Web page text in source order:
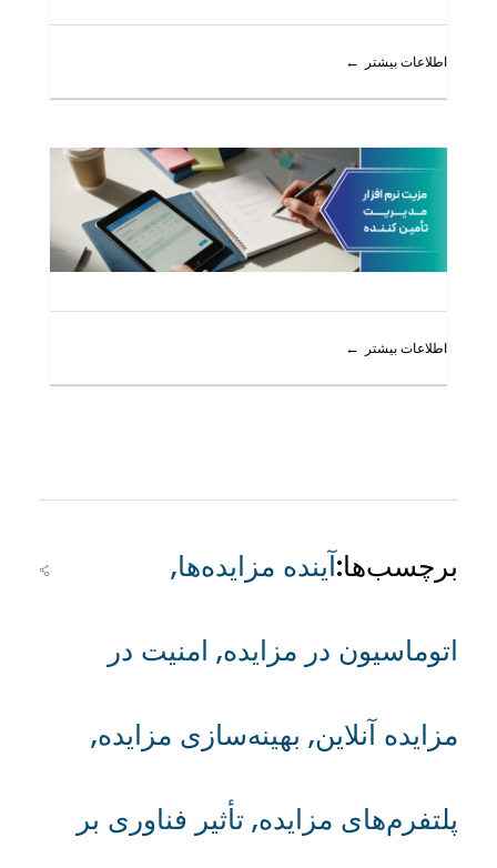
اطلاعات بیشتر
اطلاعات بیشتر
برچسب‌ها:آینده مزایده‌ها,
اتوماسیون در مزایده, امنیت در
مزایده آنلاین, بهینه‌سازی مزایده,
پلتفرم‌های مزایده, تأثیر فناوری بر